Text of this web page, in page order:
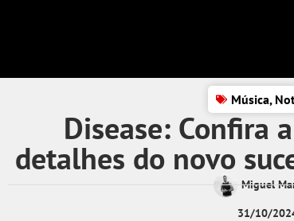
Música,
Disease: Confira
detalhes do novo
Miguel
31/10/